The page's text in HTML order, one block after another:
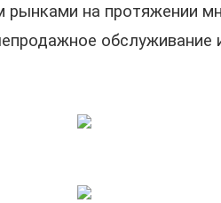
на протяжении
обслуживание